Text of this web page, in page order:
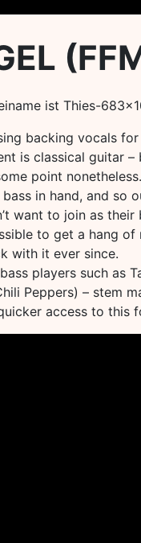
backing vocals for
is classical guitar
point nonetheless.
in hand, and so
want to join as their
to get a hang of
with it ever since.
players such as
Peppers) – stem
access to this